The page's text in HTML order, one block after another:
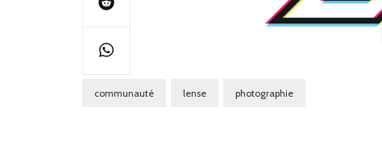
communauté lense photographie